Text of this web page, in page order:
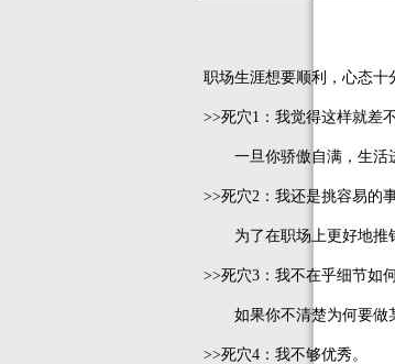
职场生涯想要顺利，心态十
>>死穴1：我觉得这样就差
一旦你骄傲自满，生活进
>>死穴2：我还是挑容易的
为了在职场上更好地推销
>>死穴3：我不在乎细节如
如果你不清楚为何要做某
>>死穴4：我不够优秀。